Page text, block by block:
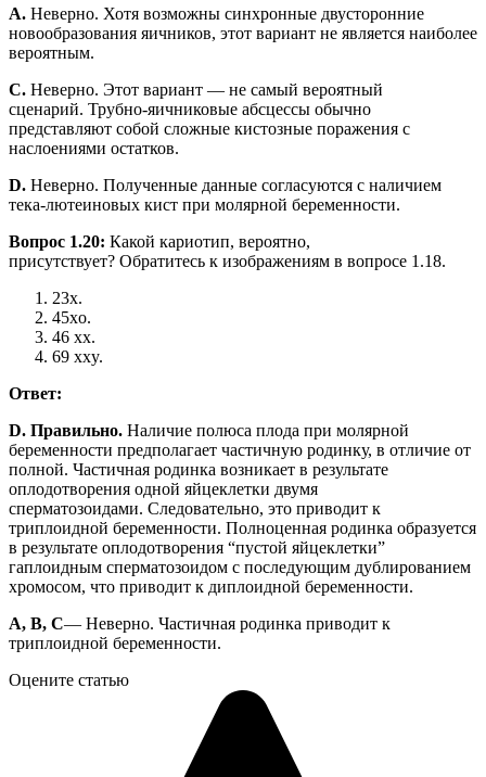
A. Неверно. Хотя возможны синхронные двусторонние
новообразования яичников, этот вариант не является наиболее
вероятным.
C. Неверно. Этот вариант — не самый вероятный
сценарий. Трубно-яичниковые абсцессы обычно
представляют собой сложные кистозные поражения с
наслоениями остатков.
D. Неверно. Полученные данные согласуются с наличием
тека-лютеиновых кист при молярной беременности.
Вопрос 1.20: Какой кариотип, вероятно,
присутствует? Обратитесь к изображениям в вопросе 1.18.
23x.
45xo.
46 xx.
69 xxy.
Ответ:
D. Правильно. Наличие полюса плода при молярной
беременности предполагает частичную родинку, в отличие от
полной. Частичная родинка возникает в результате
оплодотворения одной яйцеклетки двумя
сперматозоидами. Следовательно, это приводит к
триплоидной беременности. Полноценная родинка образуется
в результате оплодотворения “пустой яйцеклетки”
гаплоидным сперматозоидом с последующим дублированием
хромосом, что приводит к диплоидной беременности.
A, B, C— Неверно. Частичная родинка приводит к
триплоидной беременности.
Оцените статью